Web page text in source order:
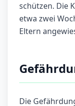
schützen. Die
etwa zwei
Eltern
Die